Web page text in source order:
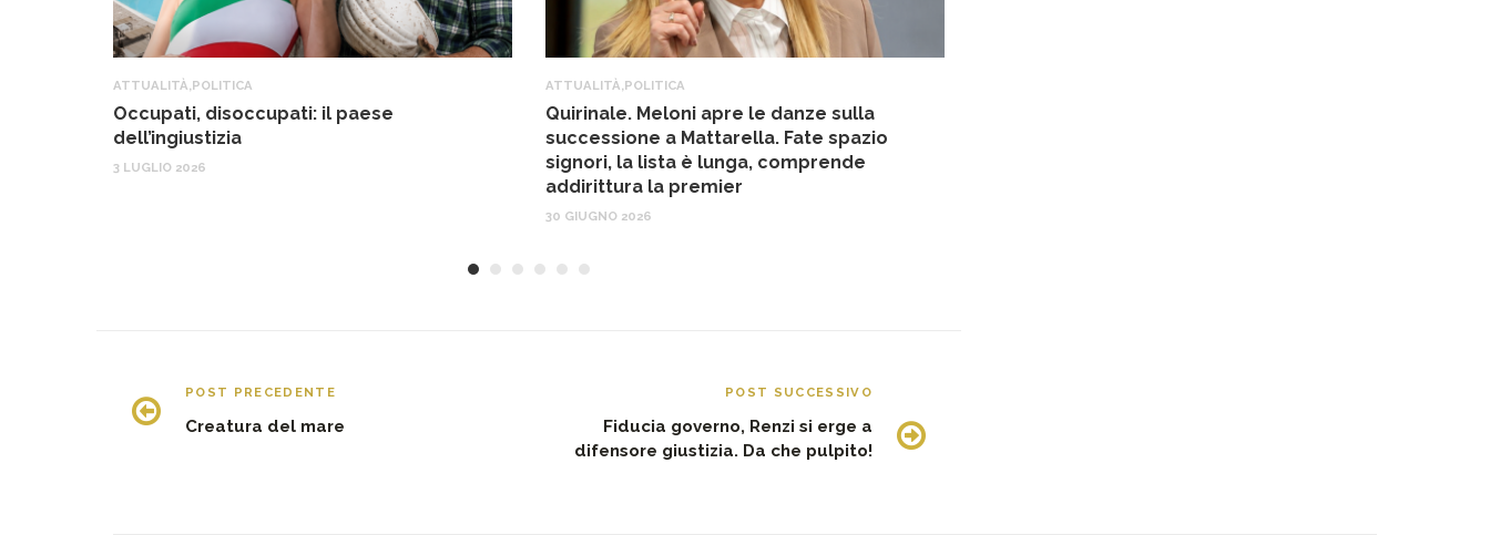
ATTUALITÀ POLITICA
Occupati, disoccupati: il paese
dell’ingiustizia
3 LUGLIO 2026
ATTUALITÀ POLITICA
Quirinale. Meloni apre le danze sulla
successione a Mattarella. Fate spazio
signori, la lista è lunga, comprende
addirittura la premier
30 GIUGNO 2026
POST PRECEDENTE
Creatura del mare
POST SUCCESSIVO
Fiducia governo, Renzi si erge a
difensore giustizia. Da che pulpito!